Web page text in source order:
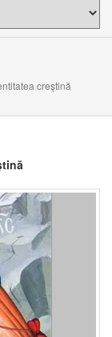
creştină